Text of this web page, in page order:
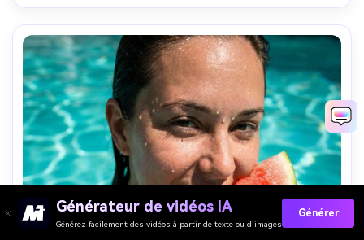
Générateur de vidéos IA
Générez facilement des vidéos à partir de texte ou d’images
Générer